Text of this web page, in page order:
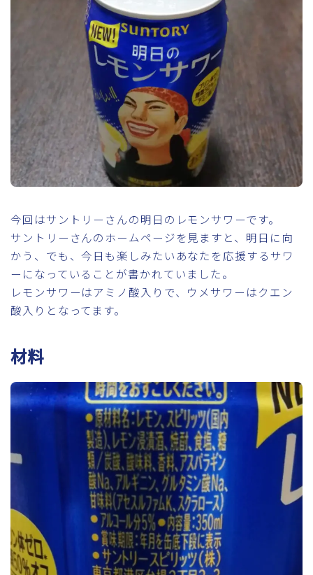
今回はサントリーさんの明日のレモンサワーです。
サントリーさんのホームページを見ますと、明日に向
かう、でも、今日も楽しみたいあなたを応援するサワ
ーになっていることが書かれていました。
レモンサワーはアミノ酸入りで、ウメサワーはクエン
酸入りとなってます。
材料